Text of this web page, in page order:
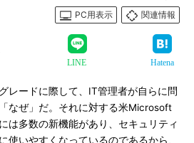
PC用表示
関連情報
LINE Hatena
レードに際して、IT管理者が自らに問
なぜ」だ。それに対する米Microsoft
は多数の新機能があり、セキュリティ
使いやすくなっているのであるから、